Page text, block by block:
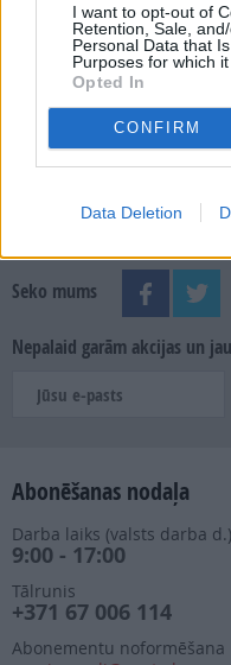
I want to opt-out of
Retention, Sale,
Personal Data that
Purposes for which it
Opted In
CONFIRM
Data Deletion
SKATĪT ŽURNĀLA
Seko mums
Nepalaid garām akcijas un
Abonēšanas nodaļa
Darba laiks (valsts darba d.)
9:00 - 17:00
Tālrunis
+371 67 006 114
Abonementu noformēšana